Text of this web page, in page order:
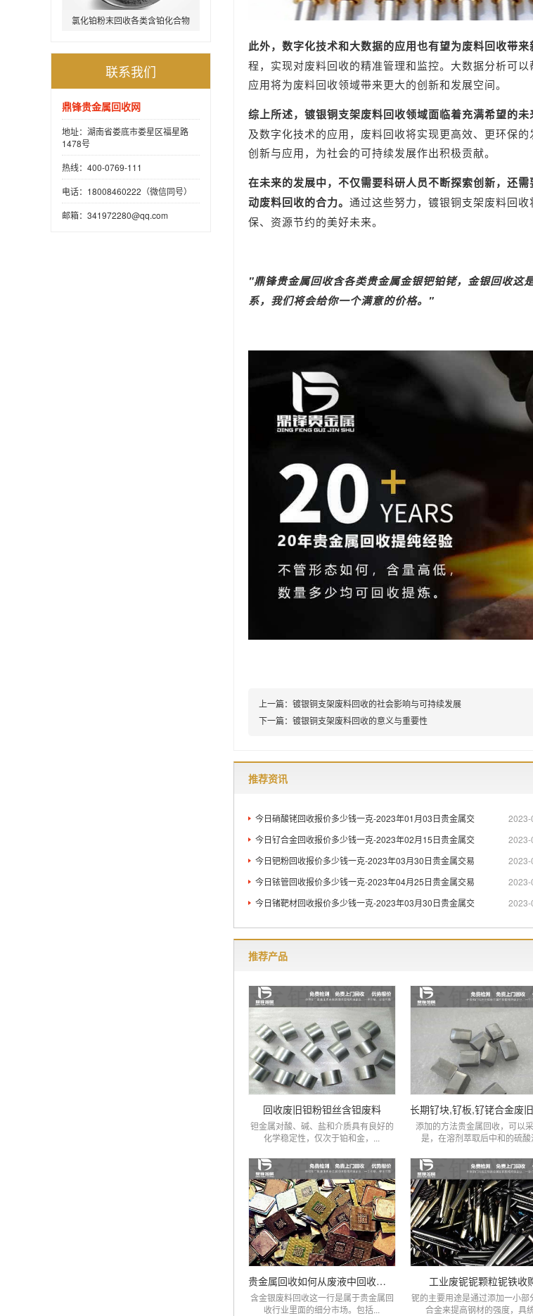
氯化铂粉末回收各类含铂化合物
联系我们
鼎锋贵金属回收网
地址：湖南省娄底市娄星区福星路
1478号
热线：400-0769-111
电话：18008460222（微信同号）
邮箱：341972280@qq.com
此外，数字化技术和大数据的应用也有望为废料回收带来
程，实现对废料回收的精准管理和监控。大数据分析可
应用将为废料回收领域带来更大的创新和发展空间。
综上所述，镀银铜支架废料回收领域面临着充满希望的未
及数字化技术的应用，废料回收将实现更高效、更环保
创新与应用，为社会的可持续发展作出积极贡献。
在未来的发展中，不仅需要科研人员不断探索创新，还
动废料回收的合力。 通过这些努力，镀银铜支架废料回
保、资源节约的美好未来。
"鼎锋贵金属回收含各类贵金属金银钯铂铑，金银回收这
系，我们将会给你一个满意的价格。"
上一篇： 镀银铜支架废料回收的社会影响与可持续发展
下一篇： 镀银铜支架废料回收的意义与重要性
推荐资讯
2023-
今日硝酸铑回收报价多少钱一克-2023年01月03日贵金属交
2023-
今日钌合金回收报价多少钱一克-2023年02月15日贵金属交
2023-
今日钯粉回收报价多少钱一克-2023年03月30日贵金属交易
2023-
今日铱管回收报价多少钱一克-2023年04月25日贵金属交易
2023-
今日锗靶材回收报价多少钱一克-2023年03月30日贵金属交
推荐产品
回收废旧钽粉钽丝含钽废料
钽金属对酸、碱、盐和介质具有良好的
化学稳定性，仅次于铂和金，...
添加的方法贵金属回收，可以
是，在溶剂萃取后中和的硫酸
贵金属回收如何从废液中回收金银
含金银废料回收这一行是属于贵金属回
收行业里面的细分市场。包括...
工业废铌铌颗粒铌铁收
铌的主要用途是通过添加一小部
合金来提高钢材的强度，具